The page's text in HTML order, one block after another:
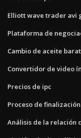
Elliott wave trader avi
Plataforma de
Cambio de aceite
Convertidor de video
Precios de ipc
Proceso de
Análisis de la relación